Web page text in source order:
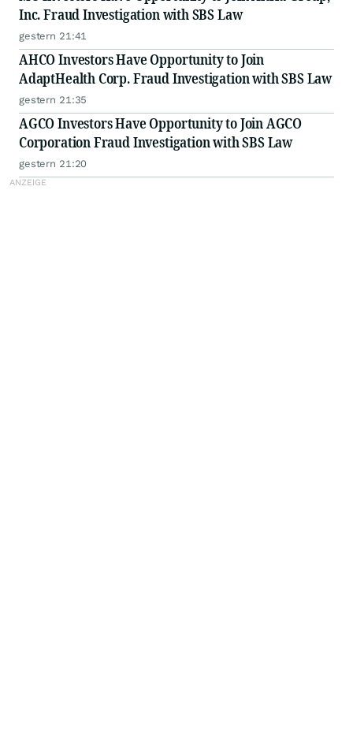
Inc. Fraud Investigation with SBS Law
gestern 21:41
AHCO Investors Have Opportunity to Join
AdaptHealth Corp. Fraud Investigation with SBS Law
gestern 21:35
AGCO Investors Have Opportunity to Join AGCO
Corporation Fraud Investigation with SBS Law
gestern 21:20